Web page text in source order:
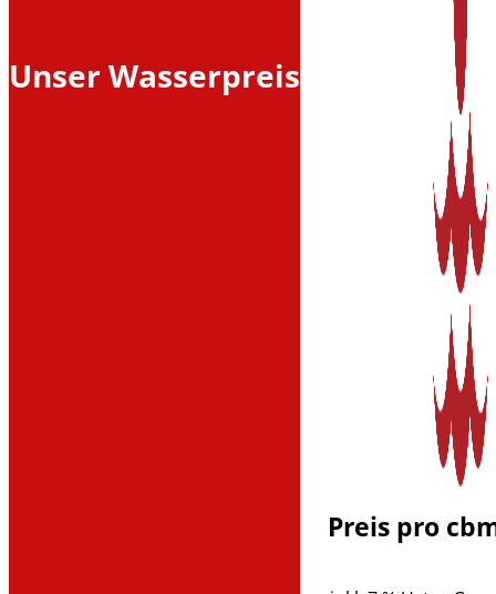
Unser Wasserpreis
Preis pro